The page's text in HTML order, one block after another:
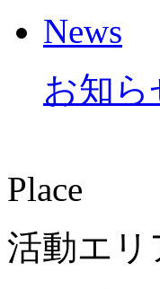
News
お知ら
Place
活動エリ